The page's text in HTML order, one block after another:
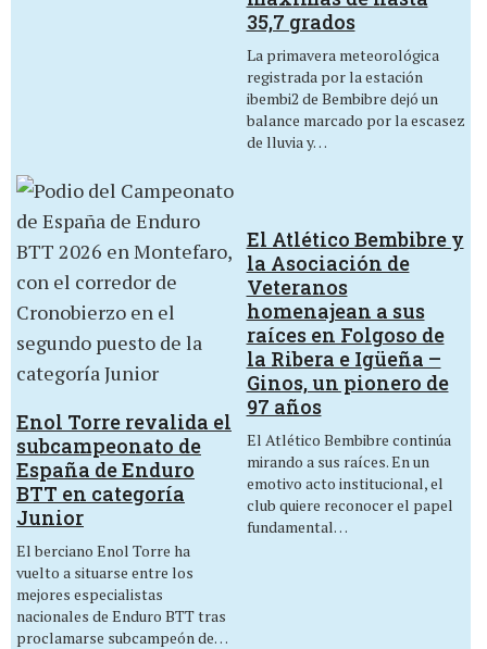
35,7 grados
La primavera meteorológica
registrada por la estación
ibembi2 de Bembibre dejó un
balance marcado por la escasez
de lluvia y…
Enol Torre revalida el
subcampeonato de
España de Enduro
BTT en categoría
Junior
El berciano Enol Torre ha
vuelto a situarse entre los
mejores especialistas
nacionales de Enduro BTT tras
proclamarse subcampeón de…
El Atlético Bembibre y
la Asociación de
Veteranos
homenajean a sus
raíces en Folgoso de
la Ribera e Igüeña –
Ginos, un pionero de
97 años
El Atlético Bembibre continúa
mirando a sus raíces. En un
emotivo acto institucional, el
club quiere reconocer el papel
fundamental…